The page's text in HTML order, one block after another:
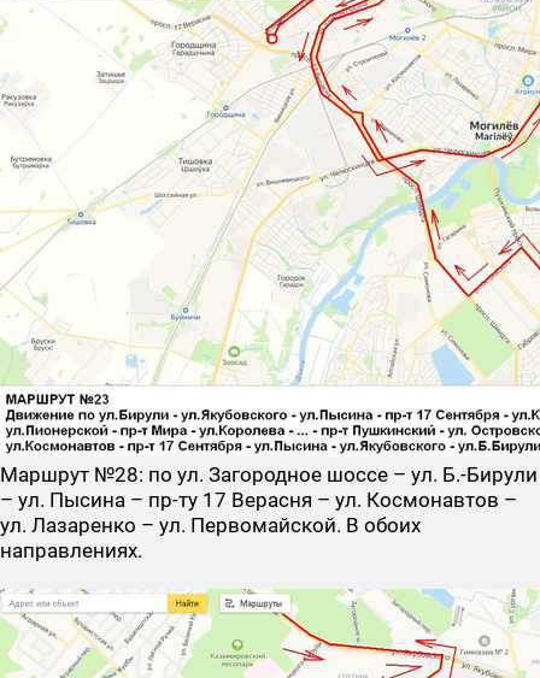
Маршрут №28: по ул. Загородное шоссе – ул. Б.-Бирули
– ул. Пысина – пр-ту 17 Верасня – ул. Космонавтов –
ул. Лазаренко – ул. Первомайской. В обоих
направлениях.